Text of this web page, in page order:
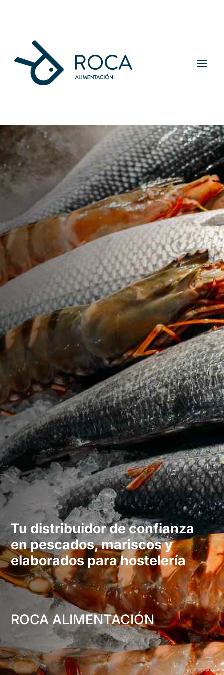
Tu distribuidor de confianza
en pescados, mariscos y
elaborados para hostelería
ROCA ALIMENTACIÓN